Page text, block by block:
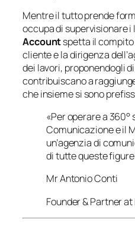
Mentre il tutto prende
occupa di supervisionare i
Accountspetta il
cliente e la dirigenza
dei lavori, proponendogli
contribuiscano a
che insieme si sono
«Per operare a 360°
Comunicazione e il
un’agenzia di
di tutte queste
Mr Antonio Conti
Founder & Partner